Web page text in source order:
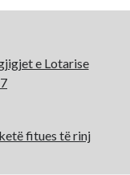
e Lotarise
fitues të rinj